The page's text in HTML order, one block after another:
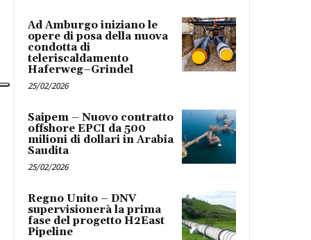
Ad Amburgo iniziano le
opere di posa della nuova
condotta di
teleriscaldamento
Haferweg–Grindel
25/02/2026
Saipem – Nuovo contratto
offshore EPCI da 500
milioni di dollari in Arabia
Saudita
25/02/2026
Regno Unito – DNV
supervisionerà la prima
fase del progetto H2East
Pipeline